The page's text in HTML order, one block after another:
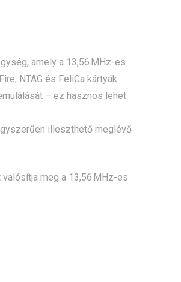
amely a 13,56 MHz-es
NTAG és FeliCa kártyák
– ez hasznos lehet
illeszthető meglévő
meg a 13,56 MHz-es